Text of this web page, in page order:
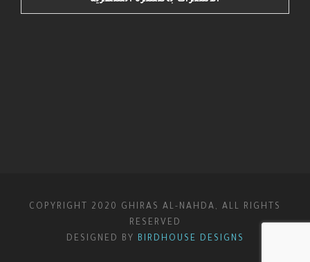
COPYRIGHT 2020 GHIRAS AL-NAHDA, ALL RIGHTS
RESERVED
DESIGNED BY
BIRDHOUSE DESIGNS